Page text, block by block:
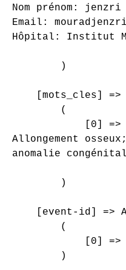
Nom prénom: jenzri
Email:
Hôpital: Institut
        )
[mots_cles] =>
        (
[0] =>
Allongement osseux;
anomalie
        )
[event-id] =>
        (
[0] =>
        )